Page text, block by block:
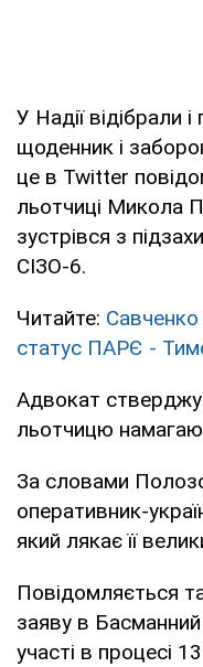
У Надії відібрали
щоденник і
це в Twitter
льотчиці Микола
зустрівся з
СІЗО-6.
Читайте:
статус ПАРЄ -
Адвокат
льотчицю
За словами
оперативник-
який лякає її
Повідомляється
заяву в
участі в процесі